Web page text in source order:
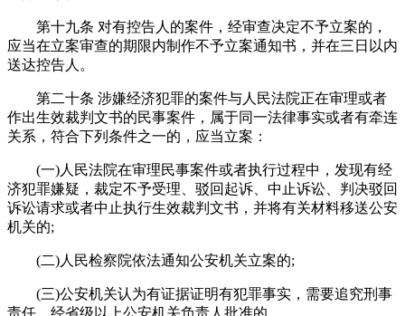
第十九条 对有控告人的案件，经审查决定不予立案的，
应当在立案审查的期限内制作不予立案通知书，并在三日以内
送达控告人。
第二十条 涉嫌经济犯罪的案件与人民法院正在审理或者
作出生效裁判文书的民事案件，属于同一法律事实或者有牵连
关系，符合下列条件之一的，应当立案：
(一)人民法院在审理民事案件或者执行过程中，发现有经
济犯罪嫌疑，裁定不予受理、驳回起诉、中止诉讼、判决驳回
诉讼请求或者中止执行生效裁判文书，并将有关材料移送公安
机关的;
(二)人民检察院依法通知公安机关立案的;
(三)公安机关认为有证据证明有犯罪事实，需要追究刑事
责任，经省级以上公安机关负责人批准的。